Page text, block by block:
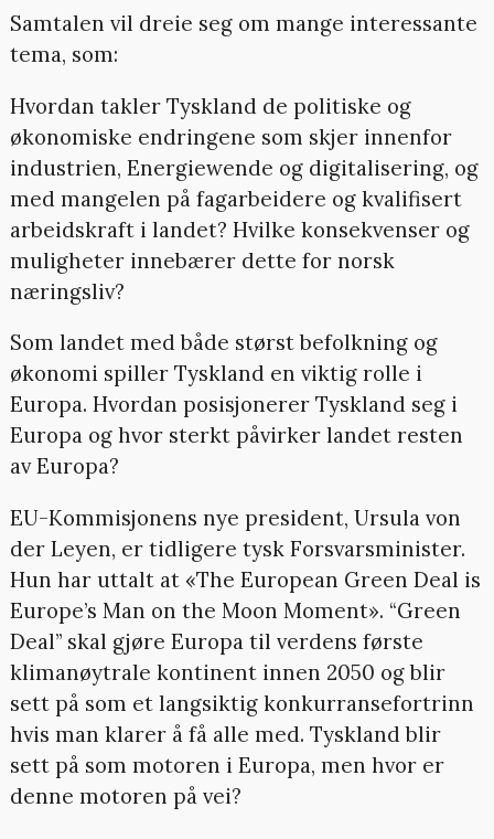
Samtalen vil dreie seg om mange interessante
tema, som:
Hvordan takler Tyskland de politiske og
økonomiske endringene som skjer innenfor
industrien, Energiewende og digitalisering, og
med mangelen på fagarbeidere og kvalifisert
arbeidskraft i landet? Hvilke konsekvenser og
muligheter innebærer dette for norsk
næringsliv?
Som landet med både størst befolkning og
økonomi spiller Tyskland en viktig rolle i
Europa. Hvordan posisjonerer Tyskland seg i
Europa og hvor sterkt påvirker landet resten
av Europa?
EU-Kommisjonens nye president, Ursula von
der Leyen, er tidligere tysk Forsvarsminister.
Hun har uttalt at «The European Green Deal is
Europe’s Man on the Moon Moment». “Green
Deal” skal gjøre Europa til verdens første
klimanøytrale kontinent innen 2050 og blir
sett på som et langsiktig konkurransefortrinn
hvis man klarer å få alle med. Tyskland blir
sett på som motoren i Europa, men hvor er
denne motoren på vei?